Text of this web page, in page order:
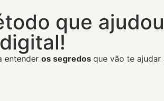
que
entender os segredos que vão te